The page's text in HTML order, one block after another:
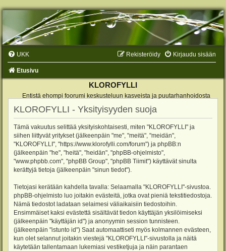
UKK Kirjaudu sisään
Rekisteröidy
Etusivu
KLOROFYLLI
Entistä ehompi foorumi keskusteluun kasveista ja puutarhanhoidosta
KLOROFYLLI - Yksityisyyden suoja
Tämä vakuutus selittää yksityiskohtaisesti, miten "KLOROFYLLI" ja
siihen liittyvät yritykset (jälkeenpäin "me", "meitä", "meidän",
"KLOROFYLLI", "https://www.klorofylli.com/forum") ja phpBB:n
(jälkeenpäin "he", "heitä", "heidän", "phpBB-ohjelmisto",
"www.phpbb.com", "phpBB Group", "phpBB Tiimit") käyttävät sinulta
kerättyjä tietoja (jälkeenpäin "sinun tiedot").
Tietojasi kerätään kahdella tavalla: Selaamalla "KLOROFYLLI"-sivustoa.
phpBB-ohjelmisto luo joitakin evästeitä, jotka ovat pieniä tekstitiedostoja.
Nämä tiedostot ladataan selaimesi väliaikaisiin tiedostoihin.
Ensimmäiset kaksi evästettä sisältävät tiedon käyttäjän yksilöimiseksi
(jälkeenpäin "käyttäjän id") ja anonyymin session tunnisteen.
(jälkeenpäin "istunto id") Saat automaattiseti myös kolmannen evästeen,
kun olet selannut joitakin viestejä "KLOROFYLLI"-sivustolla ja näitä
käytetään tallentamaan lukemiasi vestiketjuja ja näin parantaen